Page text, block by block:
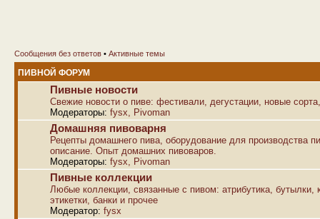
Сообщения без ответов • Активные темы
ПИВНОЙ ФОРУМ
Пивные новости
Свежие новости о пиве: фестивали, дегустации, новые
Модераторы: fysx Pivoman
Домашняя пивоварня
Рецепты домашнего пива, оборудование для производства
описание. Опыт домашних пивоваров.
Модераторы: fysx Pivoman
Пивные коллекции
Любые коллекции, связанные с пивом: атрибутика, бутылки,
этикетки, банки и прочее
Модератор: fysx